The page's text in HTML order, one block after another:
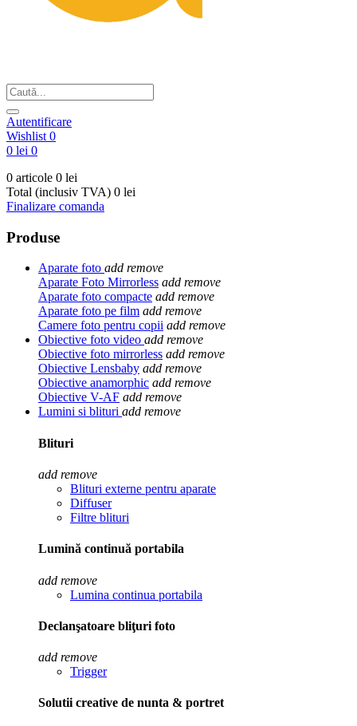
Autentificare
Wishlist 0
0 lei 0
0 articole 0 lei
Total (inclusiv TVA) 0 lei
Finalizare comanda
Produse
Aparate foto add remove
Aparate Foto Mirrorless add remove
Aparate foto compacte add remove
Aparate foto pe film add remove
Camere foto pentru copii add remove
Obiective foto video add remove
Obiective foto mirrorless add remove
Obiective Lensbaby add remove
Obiective anamorphic add remove
Obiective V-AF add remove
Lumini si blituri add remove
Blituri
add remove
Blituri externe pentru aparate
Diffuser
Filtre blituri
Lumină continuă portabila
add remove
Lumina continua portabila
Declanşatoare bliţuri foto
add remove
Trigger
Solutii creative de nunta & portret